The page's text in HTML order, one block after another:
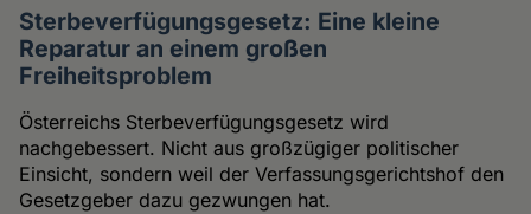
Sterbeverfügungsgesetz: Eine kleine
Reparatur an einem großen
Freiheitsproblem
Österreichs Sterbeverfügungsgesetz wird
nachgebessert. Nicht aus großzügiger politischer
Einsicht, sondern weil der Verfassungsgerichtshof den
Gesetzgeber dazu gezwungen hat.